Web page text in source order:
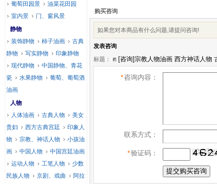
购买咨询
如果您对本商品有什么问题,请提问咨询!
发表咨询
标题：
*咨询内容：
联系方式：
*验证码：
葡萄田园景
油菜花田园
室内景
门、窗风景
静物
装饰静物
柿子油画
古典
静物
写实静物
印象静物
现代静物
中国静物、青花
瓷
水果静物
葡萄、葡萄酒
油画
人物
人体油画
古典人物
美女
贵妇
西方古典宫廷
印象人
物
宗教、神话人物
小孩油
画
中国人物
中国宫廷油画
运动人物
工笔人物
少数
民族人物
京剧、戏曲
阿拉